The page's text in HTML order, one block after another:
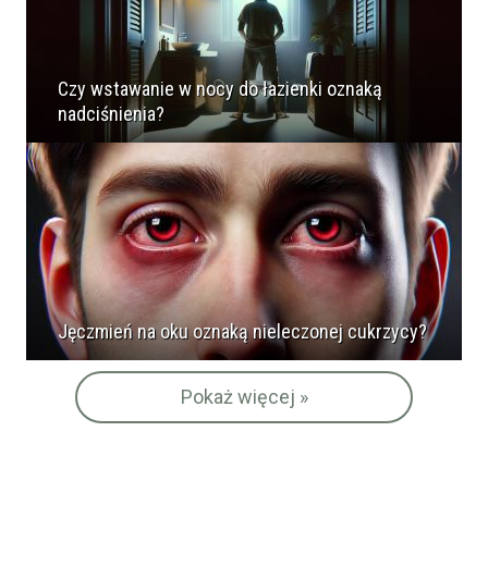
Czy wstawanie w nocy do łazienki oznaką
nadciśnienia?
Jęczmień na oku oznaką nieleczonej cukrzycy?
Pokaż więcej »